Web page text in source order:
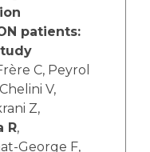
patients:
C, Peyrol
V,
Z,
R,
George F,